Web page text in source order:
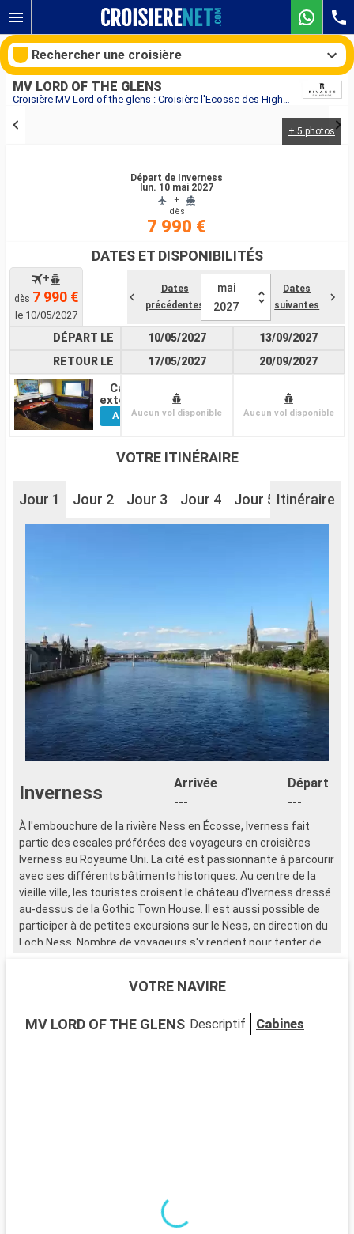
Croisière MV Lord of the glens : Croisière l'Ecosse des Highlands sur un bateau de légende au départ de Inverness
MV LORD OF THE GLENS
+ 5 photos
Départ de Inverness
lun. 10 mai 2027
+
dès
7 990 €
DATES ET DISPONIBILITÉS
+
dès 7 990 €
le 10/05/2027
Dates
précédentes
mai
2027
Dates
suivantes
DÉPART LE
RETOUR LE
Cabine
extérieure
Voir
Autres
10/05/2027
17/05/2027
Aucun vol disponible
13/09/2027
20/09/2027
Aucun vol disponible
VOTRE ITINÉRAIRE
Jour 1 Jour 2 Jour 3 Jour 4 Jour 5 Jour 6
Itinéraire
Inverness
Arrivée
---
Départ
---
À l'embouchure de la rivière Ness en Écosse, Iverness fait
partie des escales préférées des voyageurs en croisières
Iverness au Royaume Uni. La cité est passionnante à parcourir
avec ses différents bâtiments historiques. Au centre de la
vieille ville, les touristes croisent le château d'Iverness dressé
au-dessus de la Gothic Town House. Il est aussi possible de
participer à de petites excursions sur le Ness, en direction du
Loch Ness. Nombre de voyageurs s'y rendent pour tenter de
Une étape au Titanic Inverness Maritime Museum est
réplique du Titanic ainsi que d'autres navires, comme le sous-
VOTRE NAVIRE
MV LORD OF THE GLENS Descriptif Cabines
Rechercher une croisière
Rechercher